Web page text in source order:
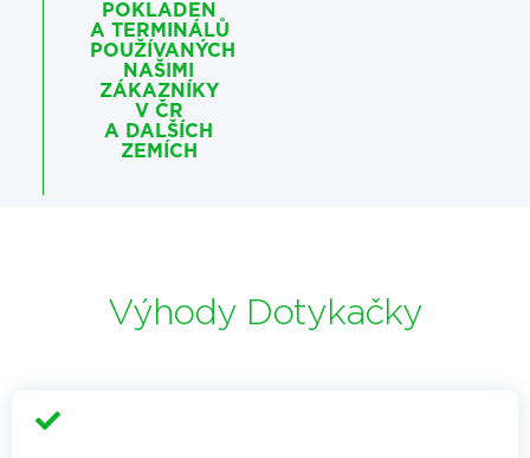
POKLADEN
A TERMINÁLŮ
POUŽÍVANÝCH
NAŠIMI
ZÁKAZNÍKY
V ČR
A DALŠÍCH
ZEMÍCH
Výhody Dotykačky